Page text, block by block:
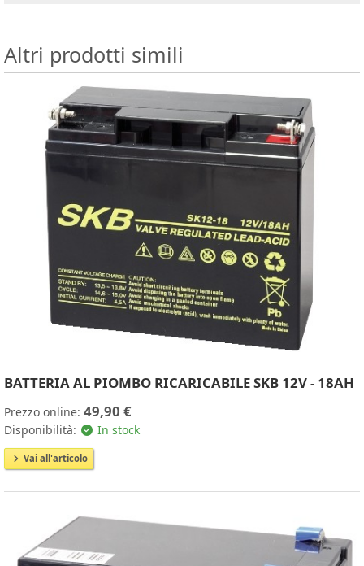
Altri prodotti simili
BATTERIA AL PIOMBO RICARICABILE SKB 12V - 18AH
Prezzo online: 49,90 €
Disponibilità: In stock
Vai all'articolo